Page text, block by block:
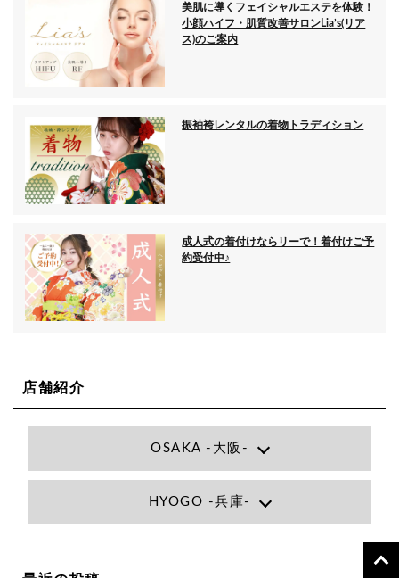
美肌に導くフェイシャルエステを体験！
小顔ハイフ・肌質改善サロンLia’s(リア
ス)のご案内
振袖袴レンタルの着物トラディション
成人式の着付けならリーで！着付けご予
約受付中♪
店舗紹介
OSAKA -大阪-
大阪府大阪市北区小松原町1-27梅田エビスビル7F
HYOGO -兵庫-